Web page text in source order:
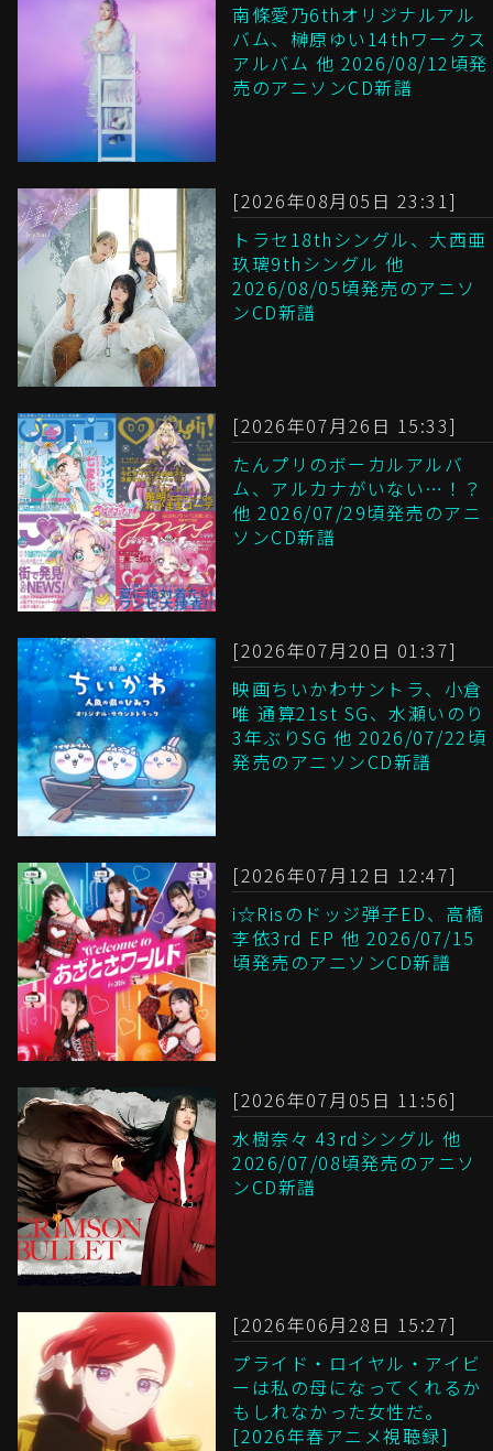
南條愛乃6thオリジナルアル
バム、榊原ゆい14thワークス
アルバム 他 2026/08/12頃発
売のアニソンCD新譜
[2026年08月05日 23:31]
トラセ18thシングル、大西亜
玖璃9thシングル 他
2026/08/05頃発売のアニソ
ンCD新譜
[2026年07月26日 15:33]
たんプリのボーカルアルバ
ム、アルカナがいない…！？
他 2026/07/29頃発売のアニ
ソンCD新譜
[2026年07月20日 01:37]
映画ちいかわサントラ、小倉
唯 通算21st SG、水瀬いのり
3年ぶりSG 他 2026/07/22頃
発売のアニソンCD新譜
[2026年07月12日 12:47]
i☆Risのドッジ弾子ED、高橋
李依3rd EP 他 2026/07/15
頃発売のアニソンCD新譜
[2026年07月05日 11:56]
水樹奈々 43rdシングル 他
2026/07/08頃発売のアニソ
ンCD新譜
[2026年06月28日 15:27]
プライド・ロイヤル・アイビ
ーは私の母になってくれるか
もしれなかった女性だ。
[2026年春アニメ視聴録]